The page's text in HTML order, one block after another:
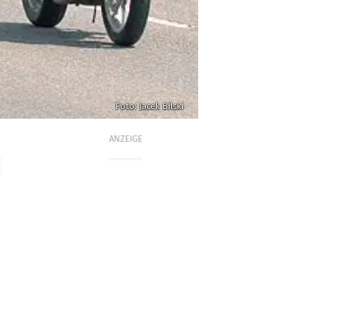
Foto: Jacek Bilski
ANZEIGE